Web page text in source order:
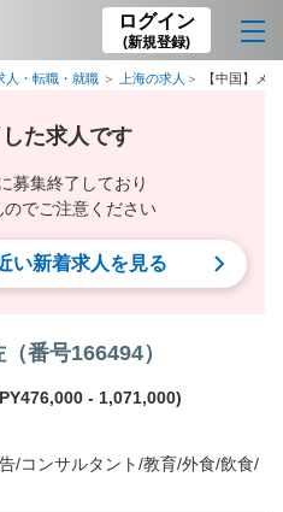
ログイン
(新規登録)
人・転職・就職 上海の求人 【中国】メ
た求人です
募集終了しており
のでご注意ください
い新着求人を見る
番号166494）
- 1,071,000)
/コンサルタント/教育/外食/飲食/